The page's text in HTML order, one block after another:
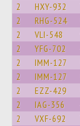
2 HXY-932
2 RHG-524
2 VLI-548
2 YFG-702
2 IMM-127
2 IMM-127
2 EZZ-429
2 IAG-356
2 VXF-692